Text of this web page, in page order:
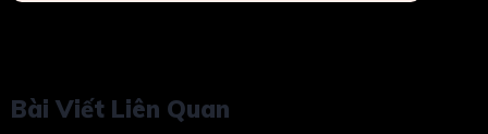
Bài Viết Liên Quan